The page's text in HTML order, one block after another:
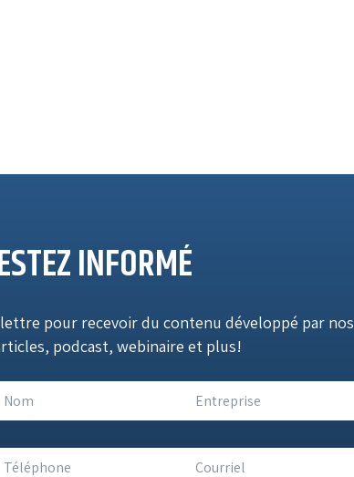
INFORMÉ
pour recevoir du contenu développé par nos
podcast, webinaire et plus!